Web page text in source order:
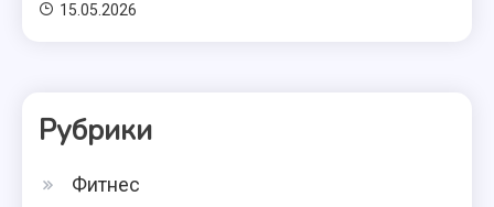
15.05.2026
Рубрики
Фитнес